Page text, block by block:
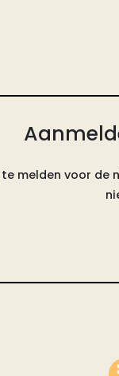
melden voor de